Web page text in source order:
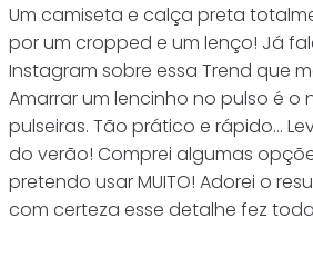
Um camiseta e calça preta
por um cropped e um lenço! Já
Instagram sobre essa Trend que
Amarrar um lencinho no pulso é o
pulseiras. Tão prático e rápido…
do verão! Comprei algumas
pretendo usar MUITO! Adorei o
com certeza esse detalhe fez